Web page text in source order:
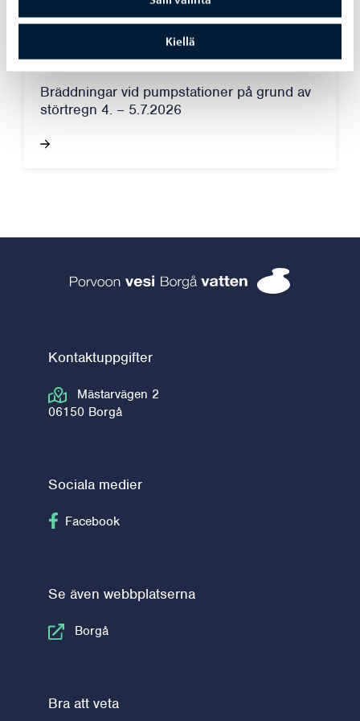
Kiellä
Borgå vatten -7.7.2026
Bräddningar vid pumpstationer på grund av
störtregn 4. – 5.7.2026
Kontaktuppgifter
Mästarvägen 2
06150 Borgå
Sociala medier
Följ på Facebook
Facebook
Se även webbplatserna
Borgå
Bra att veta